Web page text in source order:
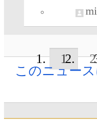
1 2
このニュー